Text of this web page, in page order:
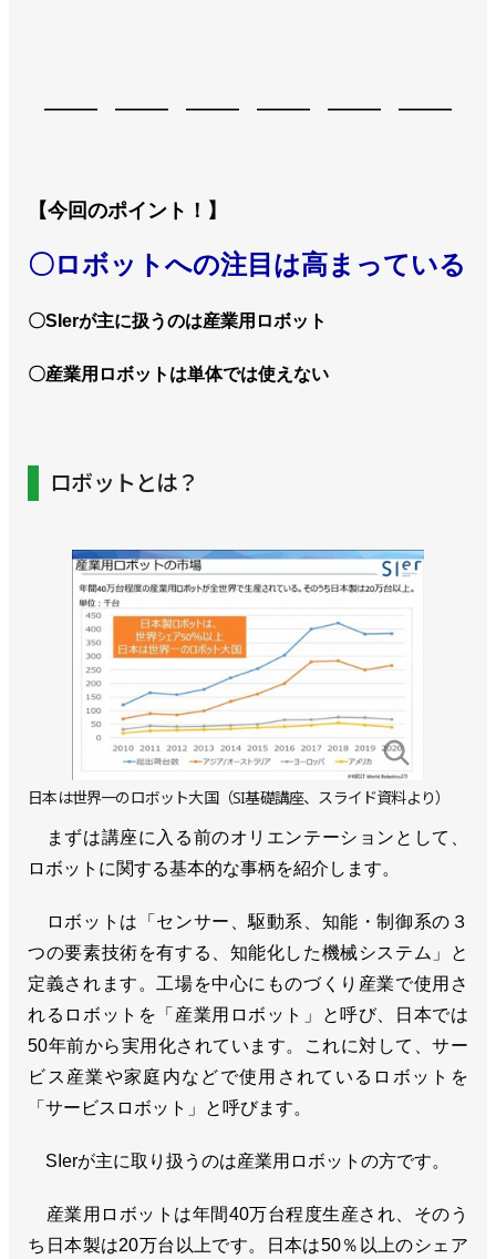
――― ――― ――― ――― ――― ―――
【今回のポイント！】
〇ロボットへの注目は高まっている
〇SIerが主に扱うのは産業用ロボット
〇産業用ロボットは単体では使えない
ロボットとは？
日本は世界一のロボット大国（SI基礎講座、スライド資料より）
まずは講座に入る前のオリエンテーションとして、
ロボットに関する基本的な事柄を紹介します。
ロボットは「センサー、駆動系、知能・制御系の３
つの要素技術を有する、知能化した機械システム」と
定義されます。工場を中心にものづくり産業で使用さ
れるロボットを「産業用ロボット」と呼び、日本では
50年前から実用化されています。これに対して、サー
ビス産業や家庭内などで使用されているロボットを
「サービスロボット」と呼びます。
SIerが主に取り扱うのは産業用ロボットの方です。
産業用ロボットは年間40万台程度生産され、そのう
ち日本製は20万台以上です。日本は50％以上のシェア